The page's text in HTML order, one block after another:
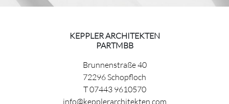
KEPPLER ARCHITEKTEN
PARTMBB
Brunnenstraße 40
72296 Schopfloch
T 07443 9610570
info@kepplerarchitekten.com